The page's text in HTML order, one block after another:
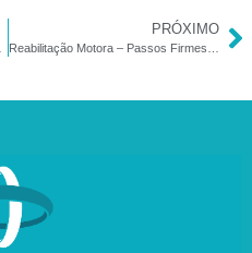
PRÓXIMO